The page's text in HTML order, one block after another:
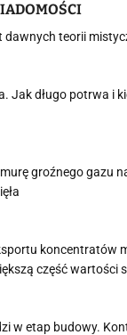
dawnych teorii
Jak długo potrwa i
groźnego gazu
koncentratów
część wartości
w etap budowy.